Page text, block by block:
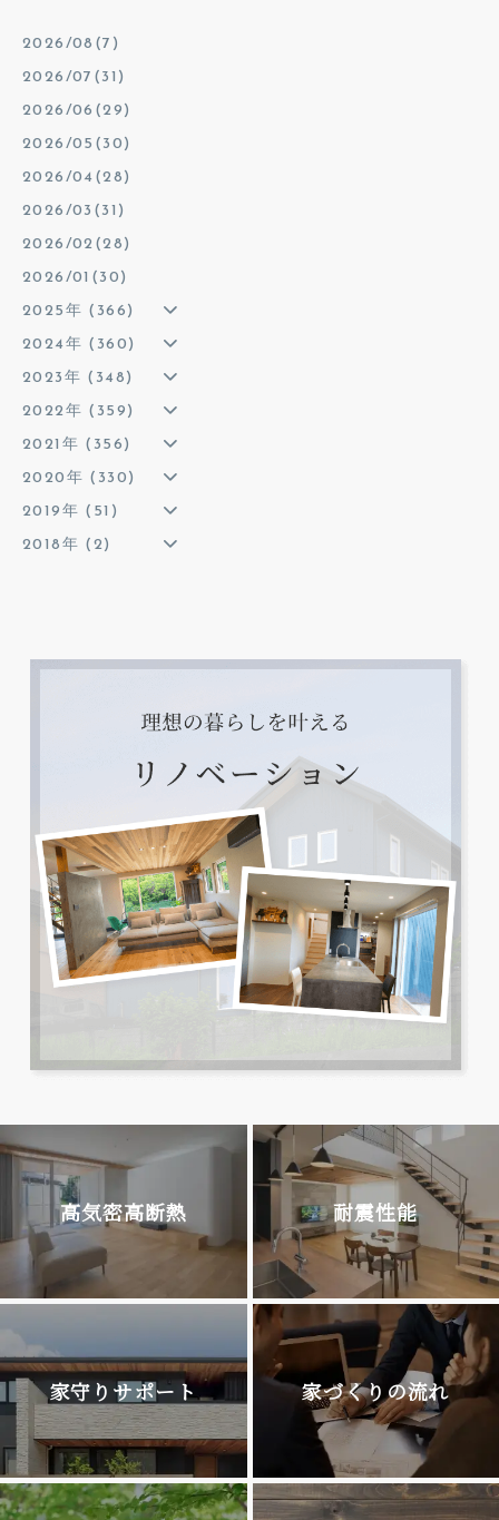
2026/08(7)
2026/07(31)
2026/06(29)
2026/05(30)
2026/04(28)
2026/03(31)
2026/02(28)
2026/01(30)
2025年 (366)
2024年 (360)
2023年 (348)
2022年 (359)
2021年 (356)
2020年 (330)
2019年 (51)
2018年 (2)
高気密高断熱 耐震性能
家守りサポート 家づくりの流れ